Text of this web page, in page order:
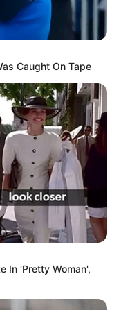
Caught On Tape
In 'Pretty Woman',